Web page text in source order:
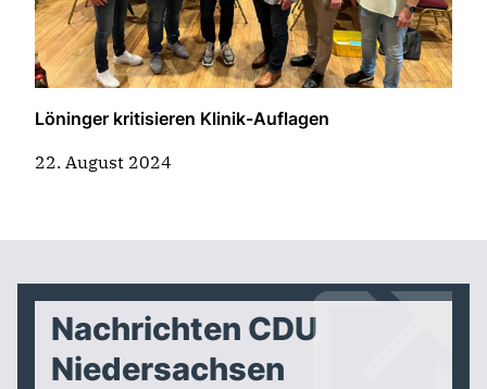
Löninger kritisieren Klinik-Auflagen
22. August 2024
Nachrichten CDU
Niedersachsen